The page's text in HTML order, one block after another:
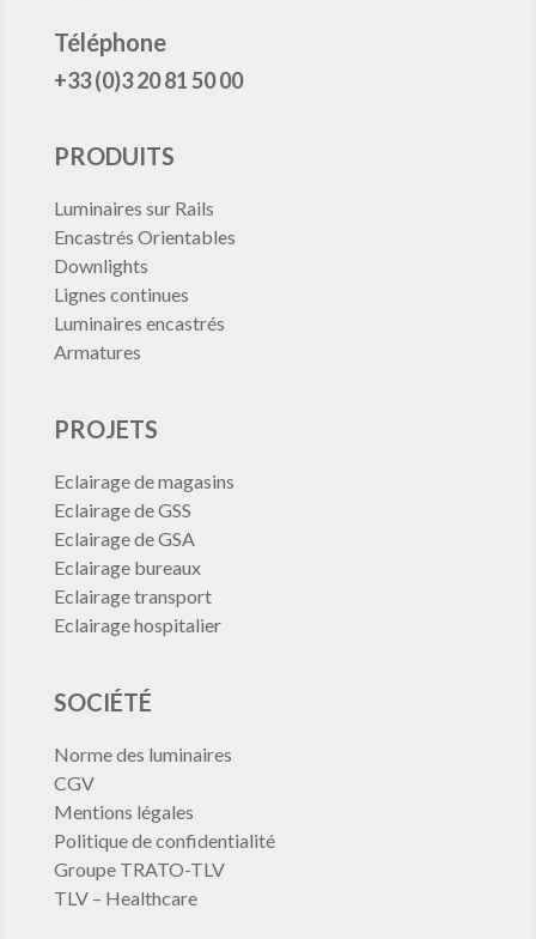
Téléphone
+33 (0)3 20 81 50 00
PRODUITS
Luminaires sur Rails
Encastrés Orientables
Downlights
Lignes continues
Luminaires encastrés
Armatures
PROJETS
Eclairage de magasins
Eclairage de GSS
Eclairage de GSA
Eclairage bureaux
Eclairage transport
Eclairage hospitalier
SOCIÉTÉ
Norme des luminaires
CGV
Mentions légales
Politique de confidentialité
Groupe TRATO-TLV
TLV – Healthcare